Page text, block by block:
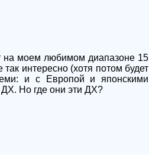
на моем любимом диапазоне 15
так интересно (хотя потом будет
и с Европой и японскими
Но где они эти ДХ?